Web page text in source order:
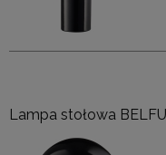
Lampa stołowa